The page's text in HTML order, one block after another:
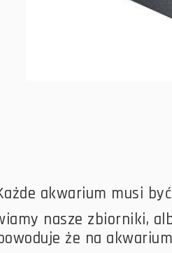
akwarium musi
nasze zbiorniki,
że na